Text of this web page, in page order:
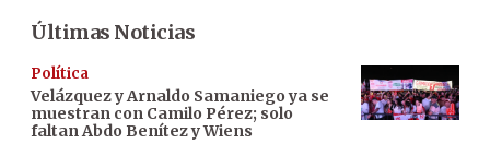
Últimas Noticias
Política
Velázquez y Arnaldo Samaniego ya se
muestran con Camilo Pérez; solo
faltan Abdo Benítez y Wiens